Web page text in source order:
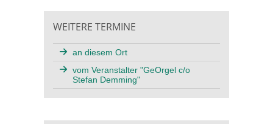
WEITERE TERMINE
an diesem Ort
vom Veranstalter "GeOrgel c/o
Stefan Demming"